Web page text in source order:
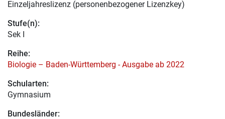
Einzeljahreslizenz (personenbezogener Lizenzkey)
Stufe(n):
Sek I
Reihe:
Biologie – Baden-Württemberg - Ausgabe ab 2022
Schularten:
Gymnasium
Bundesländer: